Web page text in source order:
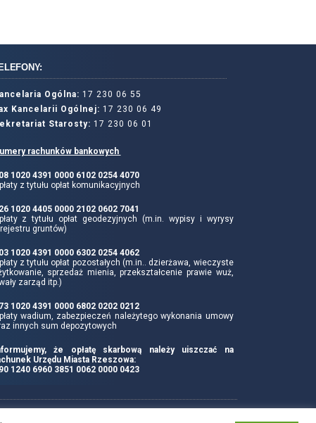
Ogólna: 17 230 06 55
Kancelarii Ogólnej: 17 230 06 49
Starosty: 17 230 06 01
rachunków bankowych
1020 4391 0000 6102 0254 4070
z tytułu opłat komunikacyjnych
1020 4405 0000 2102 0602 7041
z tytułu opłat geodezyjnych (m.in. wypisy i wyrysy
gruntów)
1020 4391 0000 6302 0254 4062
z tytułu opłat pozostałych (m.in.. dzierżawa, wieczyste
sprzedaż mienia, przekształcenie prawie wuż,
zarząd itp.)
1020 4391 0000 6802 0202 0212
wadium, zabezpieczeń należytego wykonania umowy
innych sum depozytowych
że opłatę skarbową należy uiszczać na
Urzędu Miasta Rzeszowa:
1240 6960 3851 0062 0000 0423